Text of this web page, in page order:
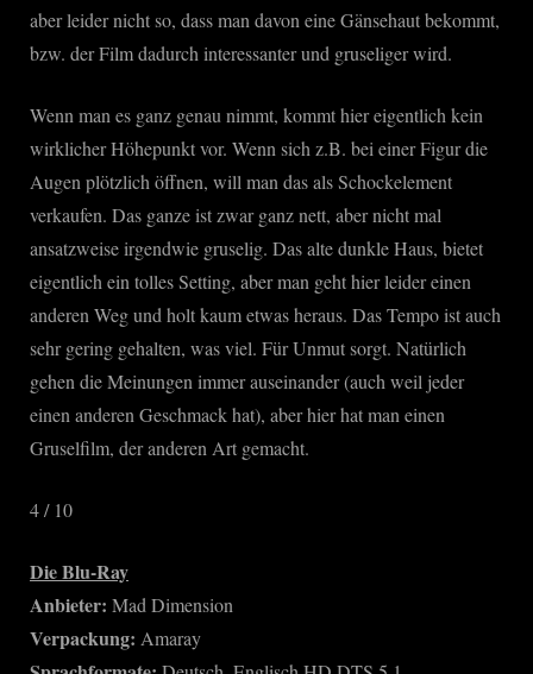
aber leider nicht so, dass man davon eine Gänsehaut bekommt,
bzw. der Film dadurch interessanter und gruseliger wird.
Wenn man es ganz genau nimmt, kommt hier eigentlich kein
wirklicher Höhepunkt vor. Wenn sich z.B. bei einer Figur die
Augen plötzlich öffnen, will man das als Schockelement
verkaufen. Das ganze ist zwar ganz nett, aber nicht mal
ansatzweise irgendwie gruselig. Das alte dunkle Haus, bietet
eigentlich ein tolles Setting, aber man geht hier leider einen
anderen Weg und holt kaum etwas heraus. Das Tempo ist auch
sehr gering gehalten, was viel. Für Unmut sorgt. Natürlich
gehen die Meinungen immer auseinander (auch weil jeder
einen anderen Geschmack hat), aber hier hat man einen
Gruselfilm, der anderen Art gemacht.
4 / 10
Die Blu-Ray
Anbieter: Mad Dimension
Verpackung: Amaray